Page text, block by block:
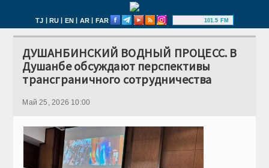
TJ | RU | EN | AR | FAR 101.5 FM
ДУШАНБИНСКИЙ ВОДНЫЙ ПРОЦЕСС. В
Душанбе обсуждают перспективы
трансграничного сотрудничества
Май 25, 2026 10:00